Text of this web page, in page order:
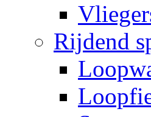
Rijdend